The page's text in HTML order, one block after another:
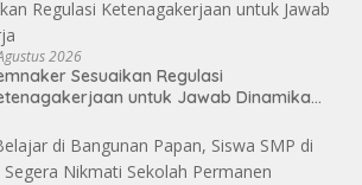
2026
Sesuaikan Regulasi
untuk Jawab Dinamika